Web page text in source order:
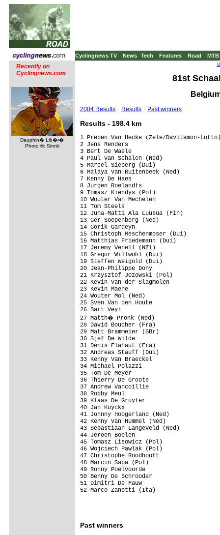
Cyclingnews TV News Tech Features Road MTB
Recently on
Cyclingnews.com
Dauphin� Lib�r�
Photo ©: Sirotti
81st
2004 Results Results Past winners
Results - 198.4 km
1 Preben Van Hecke (Zele/Davitamon-
2 Jens
3 Bert De
4 Paul van Schalen
5 Marcel Sieberg (Dui)
6 Malaya van Ruitenbeek (Ned)
7 Kenny De Haes
8 Jurgen Roelandts
9 Tomasz Kiendys (Pol)
10 Wouter Van Mechelen
11 Tom
12 Juha-Matti Ala
13 Ger Soepenberg
14 Gorik
15 Christoph
16 Matthias
17 Jeremy Venell (NZl)
18 Gregor Willwohl (Dui)
19 Steffen
20 Jean-Philippe Dony
21 Krzysztof Jezowski (Pol)
22 Kevin Van der
23 Kevin
24 Wouter Mol
25 Sven Van den
26 Bart Veyt
27 Matth� Pronk (Ned)
28 David Boucher (Fra)
29 Matt Brammeier
30 Sjef De Wilde
31 Denis Flahaut
32 Andreas Stauff
33 Kenny Van
34 Michael
35 Tom De
36 Thierry De
37 Andrew
38 Robby
39 Klaas De
40 Jan Kuyckx
41 Johnny
42 Kenny van
43 Sebastiaan
44 Jeroen Boelen
45 Tomasz
46 Wojciech
47 Christophe
48 Marcin Sapa
49 Ronny
50 Benny De
51 Dimitri De
52 Marco
Past winners